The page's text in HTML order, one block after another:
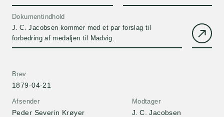
Dokumentindhold
J. C. Jacobsen kommer med et par forslag til
forbedring af medaljen til Madvig.
Afsender
Peder Severin Krøyer
Brev
1879-04-21
Modtager
J. C. Jacobsen